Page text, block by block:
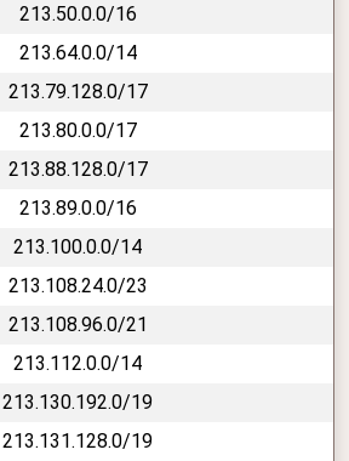
213.50.0.0/16
213.64.0.0/14
213.79.128.0/17
213.80.0.0/17
213.88.128.0/17
213.89.0.0/16
213.100.0.0/14
213.108.24.0/23
213.108.96.0/21
213.112.0.0/14
213.130.192.0/19
213.131.128.0/19